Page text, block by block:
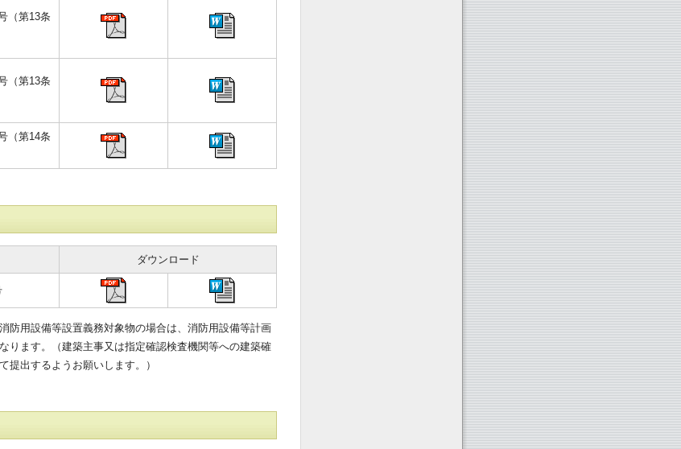
（第13条
（第13条
（第14条
ダウンロード
防用設備等設置義務対象物の場合は、消防用設備等計画
ります。（建築主事又は指定確認検査機関等への建築確
提出するようお願いします。）